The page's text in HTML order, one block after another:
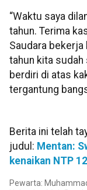
“Waktu saya
tahun. Terima
Saudara
tahun kita
berdiri di atas
tergantung
Berita ini telah
judul: Mentan:
kenaikan NTP
Pewarta: